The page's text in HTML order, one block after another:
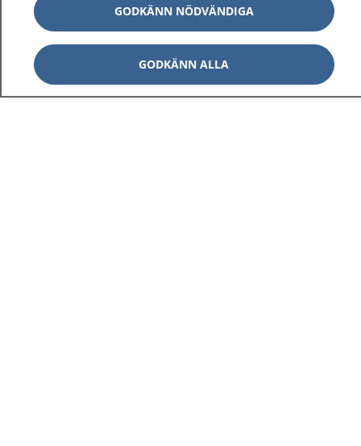
1177 ger dig råd när du vill må bättre.
GODKÄNN NÖDVÄNDIGA
GODKÄNN ALLA